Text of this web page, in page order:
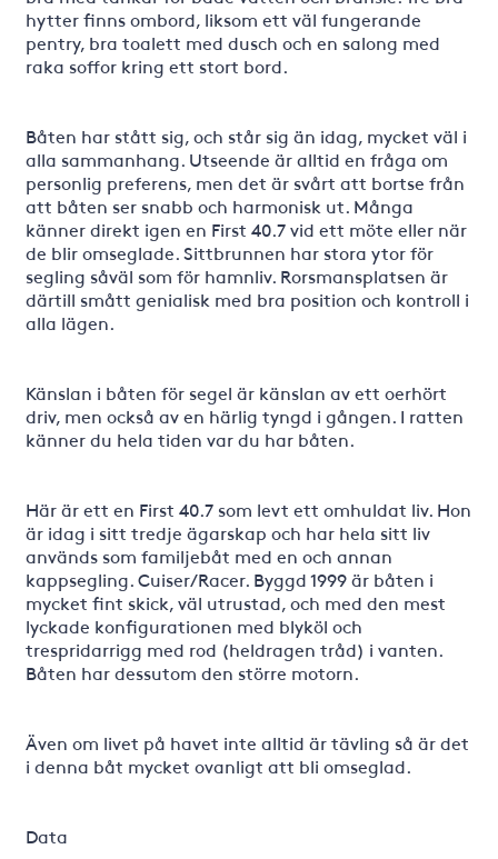
hytter finns ombord, liksom ett väl fungerande
pentry, bra toalett med dusch och en salong med
raka soffor kring ett stort bord.
Båten har stått sig, och står sig än idag, mycket väl i
alla sammanhang. Utseende är alltid en fråga om
personlig preferens, men det är svårt att bortse från
att båten ser snabb och harmonisk ut. Många
känner direkt igen en First 40.7 vid ett möte eller när
de blir omseglade. Sittbrunnen har stora ytor för
segling såväl som för hamnliv. Rorsmansplatsen är
därtill smått genialisk med bra position och kontroll i
alla lägen.
Känslan i båten för segel är känslan av ett oerhört
driv, men också av en härlig tyngd i gången. I ratten
känner du hela tiden var du har båten.
Här är ett en First 40.7 som levt ett omhuldat liv. Hon
är idag i sitt tredje ägarskap och har hela sitt liv
används som familjebåt med en och annan
kappsegling. Cuiser/Racer. Byggd 1999 är båten i
mycket fint skick, väl utrustad, och med den mest
lyckade konfigurationen med blyköl och
trespridarrigg med rod (heldragen tråd) i vanten.
Båten har dessutom den större motorn.
Även om livet på havet inte alltid är tävling så är det
i denna båt mycket ovanligt att bli omseglad.
Data